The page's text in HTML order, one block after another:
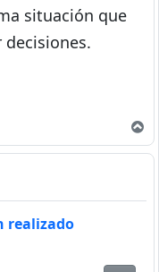
situación que
decisiones.
realizado